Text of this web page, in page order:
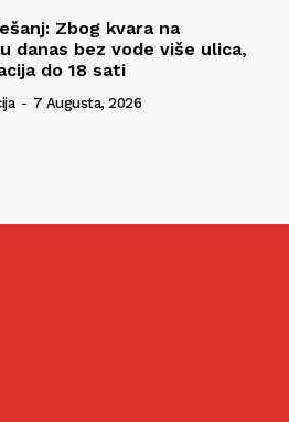
Zbog kvara na
danas bez vode više ulica,
do 18 sati
- 7 Augusta, 2026